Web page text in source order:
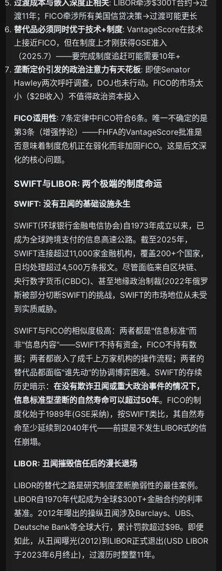
过渡成本与嵌入深度正相关: LIBOR牵涉$300T合约→过
渡11年；FICO牵涉所有美国信贷决策→过渡可能更长
替代品必须同时优于技术+制度: VantageScore在技术
上接近FICO，但在制度上才刚获得GSE准入
（2025.7）——要完成制度追赶可能需要10年+
垄断定价引发的政治注意力有天花板: 即使Senator
Hawley两次呼吁调查，DOJ也未行动。FICO的市场太
小（$2B收入）不值得政治资本投入
FICO适用性: 7条定律中FICO符合6条。唯一不确定的是
第3条（增强悖论）——FHFA的VantageScore批准是
否意味着制度危机正在弱化而非加固FICO。这是后文深
化的核心问题。
SWIFT与LIBOR: 两个极端的制度命运
SWIFT: 没有丑闻的基础设施永生
SWIFT(环球银行金融电信协会)自1973年成立以来，已
成为全球跨境支付的信息高速公路。截至2025年，
SWIFT连接超过11,000家金融机构，覆盖200+个国家，
日均处理超过4,500万条报文。尽管面临来自区块链、
央行数字货币(CBDC)、甚至地缘政治制裁(2022年俄罗
斯被部分切断SWIFT)的挑战，SWIFT的市场地位从未受
到实质威胁。
SWIFT与FICO的相似度极高：两者都是"信息标准"而
非"信息内容"——SWIFT不持有资金，FICO不持有数
据；两者都嵌入了成千上万家机构的操作流程；两者的
替代品都面临"谁先动"的协调博弈困难。SWIFT的存续
历史暗示： 在没有欺诈丑闻或重大政治事件的情况下，
信息标准型垄断的自然寿命可以超过50年。FICO的制
度化始于1989年(GSE采纳)，按SWIFT类比，其自然寿
命至少延续到2040年代——前提是不发生LIBOR式的信
任崩塌。
LIBOR: 丑闻摧毁信任后的漫长退场
LIBOR的替代之路是研究制度垄断脆弱性的最佳案例。
LIBOR自1970年代起成为全球$300T+金融合约的利率
基准。2012年曝出的操纵丑闻涉及Barclays、UBS、
Deutsche Bank等全球大行，累计罚款超过$9B。即便
如此，从丑闻曝光(2012)到LIBOR正式退出(USD LIBOR
于2023年6月终止)，过渡历时整整11年。